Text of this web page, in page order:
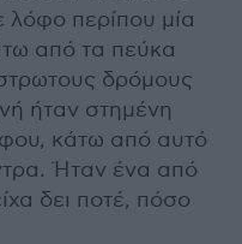
περίπου μία
από τα πεύκα
δρόμους
ήταν στημένη
κάτω από αυτό
Ήταν ένα από
δει ποτέ, πόσο